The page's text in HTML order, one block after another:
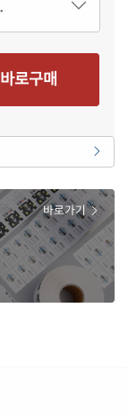
재질 설명
재질 설명
재질 설명
재질 설명
바로구매
바로가기